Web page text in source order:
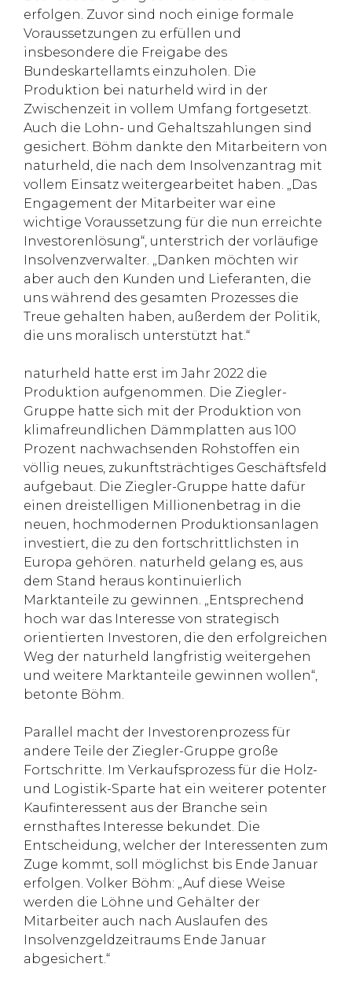
erfolgen. Zuvor sind noch einige formale
Voraussetzungen zu erfüllen und
insbesondere die Freigabe des
Bundeskartellamts einzuholen. Die
Produktion bei naturheld wird in der
Zwischenzeit in vollem Umfang fortgesetzt.
Auch die Lohn- und Gehaltszahlungen sind
gesichert. Böhm dankte den Mitarbeitern von
naturheld, die nach dem Insolvenzantrag mit
vollem Einsatz weitergearbeitet haben. „Das
Engagement der Mitarbeiter war eine
wichtige Voraussetzung für die nun erreichte
Investorenlösung“, unterstrich der vorläufige
Insolvenzverwalter. „Danken möchten wir
aber auch den Kunden und Lieferanten, die
uns während des gesamten Prozesses die
Treue gehalten haben, außerdem der Politik,
die uns moralisch unterstützt hat.“
naturheld hatte erst im Jahr 2022 die
Produktion aufgenommen. Die Ziegler-
Gruppe hatte sich mit der Produktion von
klimafreundlichen Dämmplatten aus 100
Prozent nachwachsenden Rohstoffen ein
völlig neues, zukunftsträchtiges Geschäftsfeld
aufgebaut. Die Ziegler-Gruppe hatte dafür
einen dreistelligen Millionenbetrag in die
neuen, hochmodernen Produktionsanlagen
investiert, die zu den fortschrittlichsten in
Europa gehören. naturheld gelang es, aus
dem Stand heraus kontinuierlich
Marktanteile zu gewinnen. „Entsprechend
hoch war das Interesse von strategisch
orientierten Investoren, die den erfolgreichen
Weg der naturheld langfristig weitergehen
und weitere Marktanteile gewinnen wollen“,
betonte Böhm.
Parallel macht der Investorenprozess für
andere Teile der Ziegler-Gruppe große
Fortschritte. Im Verkaufsprozess für die Holz-
und Logistik-Sparte hat ein weiterer potenter
Kaufinteressent aus der Branche sein
ernsthaftes Interesse bekundet. Die
Entscheidung, welcher der Interessenten zum
Zuge kommt, soll möglichst bis Ende Januar
erfolgen. Volker Böhm: „Auf diese Weise
werden die Löhne und Gehälter der
Mitarbeiter auch nach Auslaufen des
Insolvenzgeldzeitraums Ende Januar
abgesichert.“